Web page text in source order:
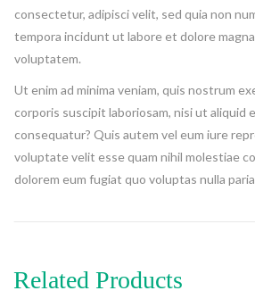
consectetur, adipisci velit, sed quia non
tempora incidunt ut labore et dolore
voluptatem.
Ut enim ad minima veniam, quis nostrum
corporis suscipit laboriosam, nisi ut aliquid
consequatur? Quis autem vel eum iure
voluptate velit esse quam nihil molestiae
dolorem eum fugiat quo voluptas nulla
Related Products